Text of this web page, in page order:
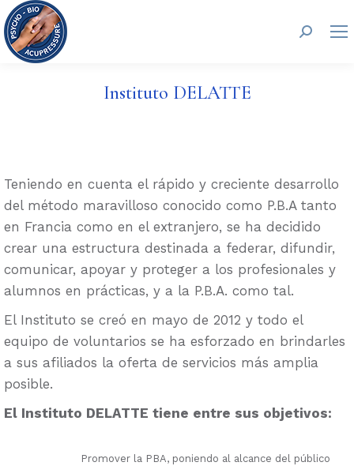
Buscar:
Instituto DELATTE
Teniendo en cuenta el rápido y creciente desarrollo
del método maravilloso conocido como P.B.A tanto
en Francia como en el extranjero, se ha decidido
crear una estructura destinada a federar, difundir,
comunicar, apoyar y proteger a los profesionales y
alumnos en prácticas, y a la P.B.A. como tal.
El Instituto se creó en mayo de 2012 y todo el
equipo de voluntarios se ha esforzado en brindarles
a sus afiliados la oferta de servicios más amplia
posible.
El Instituto DELATTE tiene entre sus objetivos:
Promover la PBA, poniendo al alcance del público